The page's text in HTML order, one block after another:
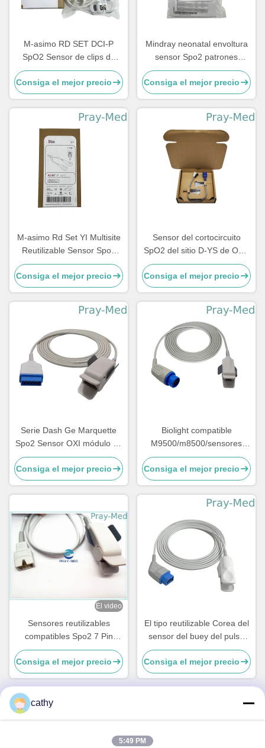
M-asimo RD SET DCI-P
SpO2 Sensor de clips de
dedos reutilizables para
niños 4051
Consiga el mejor precio
Mindray neonatal envoltura
sensor Spo2 patrones
delfines 115-050154-00
518BLH
Consiga el mejor precio
M-asimo Rd Set YI Multisite
Reutilizable Sensor Spo2
TPU 0,9m 4054
Consiga el mejor precio
Sensor del cortocircuito
SpO2 del sitio D-YS de OXI-
P/I OXI-A/N/chaqueta multi
de la punta de prueba TPU
Consiga el mejor precio
Serie Dash Ge Marquette
Spo2 Sensor OXI módulo 11
conector de pin 3m / 10 pies
Consiga el mejor precio
Biolight compatible
M9500/m8500/sensores
reutilizables adultos spo2 de
M7000 12pin sonda con 3M
Consiga el mejor precio
El video
Sensores reutilizables
compatibles Spo2 7 Pin
Pulse Oximeter Sensor del
MEK
Consiga el mejor precio
El tipo reutilizable Corea del
sensor del buey del pulso
del Pin de Nihon Kohden 14
salta el diámetro de 4.0m m
Consiga el mejor precio
cathy
5:49 PM